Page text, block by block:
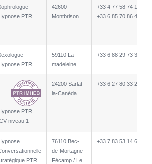
PTR
42600
Montbrison
+33 4 77 58 74 17
+33 6 85 70 86 41
PTR
59110 La
madeleine
+33 6 88 29 73 35
PTR
niveau 1
24200 Sarlat-
la-Canéda
+33 6 27 80 33 28
PTR
76110 Bec-
de-Mortagne
Fécamp / Le
+33 7 83 53 14 68